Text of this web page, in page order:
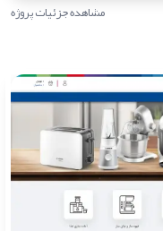
مشاهده جزئیات پروژه